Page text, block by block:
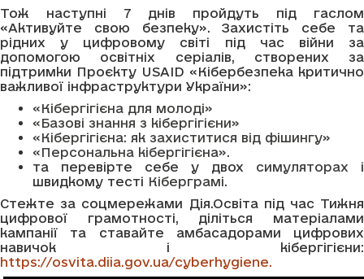
Тож наступні 7 днів пройдуть під гаслом
«Активуйте свою безпеку». Захистіть себе та
рідних у цифровому світі під час війни за
допомогою освітніх серіалів, створених за
підтримки Проєкту USAID «Кібербезпека критично
важливої інфраструктури України»:
«Кібергігієна для молоді»
«Базові знання з кібергігієни»
«Кібергігієна: як захиститися від фішингу»
«Персональна кібергігієна».
та перевірте себе у двох симуляторах і
швидкому тесті Кіберграмі.
Стежте за соцмережами Дія.Освіта під час Тижня
цифрової грамотності, діліться матеріалами
кампанії та ставайте амбасадорами цифрових
навичок і кібергігієни:
https://osvita.diia.gov.ua/cyberhygiene.